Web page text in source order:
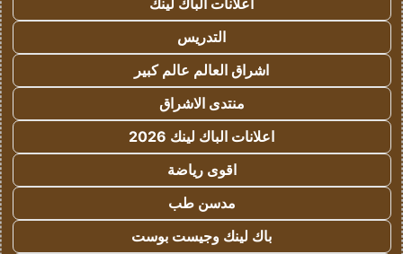
اعلانات الباك لينك
التدريس
اشراق العالم عالم كبير
منتدى الاشراق
اعلانات الباك لينك 2026
اقوى رياضة
مدسن طب
باك لينك وجيست بوست